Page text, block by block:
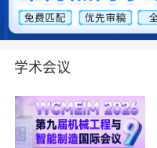
学术会议